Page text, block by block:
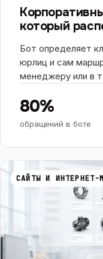
ЧАТ-БОТЫ И ИИ
который
Бот определяет
юрлиц и сам
менеджеру или в
80%
обращений в боте
САЙТЫ И ИНТЕРНЕТ-